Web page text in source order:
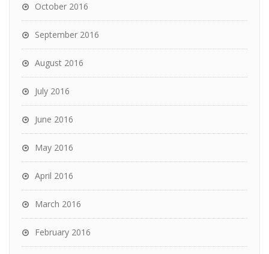
October 2016
September 2016
August 2016
July 2016
June 2016
May 2016
April 2016
March 2016
February 2016